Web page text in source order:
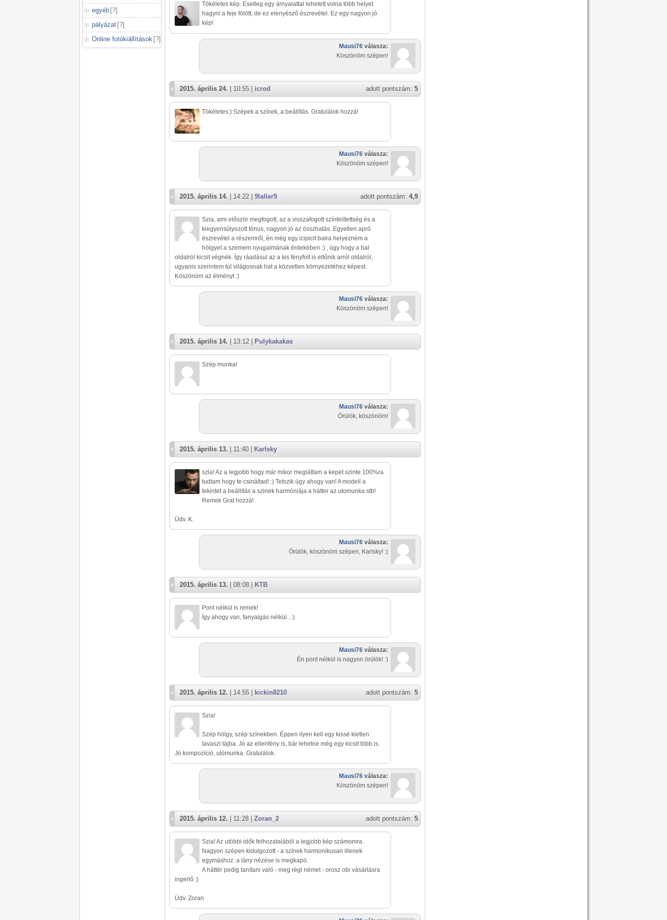
egyéb [?]
pályázat [?]
Online fotókiállítások [?]
Tökéletes kép. Esetleg egy árnyalattal lehetett volna több helyet
hagyni a feje fölött, de ez elenyésző észrevétel. Ez egy nagyon jó
kép!
Mausi76 válasza:
Köszönöm szépen!
adott pontszám: 5
2015. április 24. | 10:55 | icrod
Tökéletes:) Szépek a színek, a beállítás. Gratulálok hozzá!
Mausi76 válasza:
Köszönöm szépen!
adott pontszám: 4,9
2015. április 14. | 14:22 | 9laller9
Szia, ami először megfogott, az a visszafogott színtelítettség és a
kiegyensúlyozott tónus, nagyon jó az összhatás. Egyetlen apró
észrevétel a részemről, én még egy icipicit balra helyezném a
hölgyet a szemem nyugalmának érdekében :) , úgy hogy a bal
oldalról kicsit végnék. Így ráadásul az a kis fényfolt is eltűnik arról oldalról,
ugyanis szerintem túl világosnak hat a közvetlen környezetéhez képest.
Köszönöm az élményt :)
Mausi76 válasza:
Köszönöm szépen!
2015. április 14. | 13:12 | Pulykakakas
Szép munka!
Mausi76 válasza:
Örülök, köszönöm!
2015. április 13. | 11:40 | Karlsky
szia! Az a legjobb hogy már mikor megláttam a kepet szinte 100%ra
tudtam hogy te csináltad! :) Tetszik úgy ahogy van! A modell a
tekintet a beállítás a szinek harmóniája a hátter az utomunka stb!
Remek Grat hozzá!
Üdv. K.
Mausi76 válasza:
Örülök, köszönöm szépen, Karlsky! :)
2015. április 13. | 08:08 | KTB
Pont nélkül is remek!
Így ahogy van, fanyalgás nélkül...:)
Mausi76 válasza:
Én pont nélkül is nagyon örülök! :)
adott pontszám: 5
2015. április 12. | 14:55 | kickin8210
Szia!
Szép hölgy, szép színekben. Éppen ilyen kell egy kissé kietlen
tavaszi tájba. Jó az ellenfény is, bár lehetne még egy kicsit több is.
Jó kompozíció, utómunka. Gratulálok.
Mausi76 válasza:
Köszönöm szépen!
adott pontszám: 5
2015. április 12. | 11:28 | Zoran_2
Szia! Az utóbbi idők felhozatalából a legjobb kép számomra.
Nagyon szépen kidolgozott - a színek harmonikusan illenek
egymáshoz. a lány nézése is megkapó.
A háttér pedig tanítani való - meg régi német - orosz obi vásárlásra
ingerlő :)
Üdv. Zoran